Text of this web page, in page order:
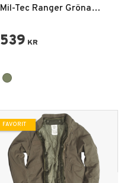
Mil-Tec Ranger Gröna
539 KR
FAVORIT